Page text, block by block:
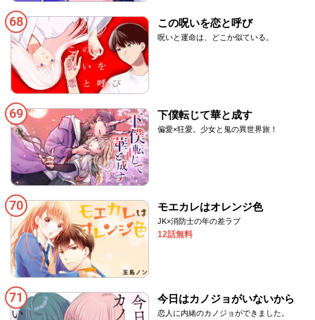
68 この呪いを恋と呼び
呪いと運命は、どこか似ている。
69 下僕転じて華と成す
偏愛×狂愛。少女と鬼の異世界旅！
70 モエカレはオレンジ色
JK×消防士の年の差ラブ
12話無料
71 今日はカノジョがいないから
恋人に内緒のカノジョができました。